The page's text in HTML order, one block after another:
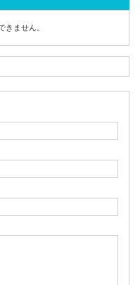
きません。